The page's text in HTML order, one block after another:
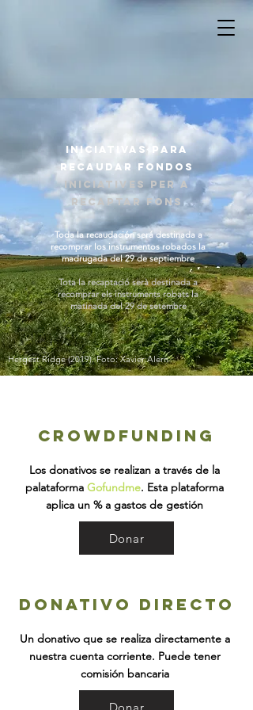
Iniciativas para
recaudar fondos
Iniciatives per a
recaptar fons
Toda la recaudación será destinada a
recomprar los instrumentos robados la
madrugada del 29 de septiembre
Tota la recaptació serà destinada a
recomprar els instruments robats la
matinada del 29 de setembre
Hergest Ridge (2019). Foto: Xavier Alern
crowdfunding
Los donativos se realizan a través de la
palataforma Gofundme. Esta plataforma
aplica un % a gastos de gestión
Donar
Donativo directo
Un donativo que se realiza directamente a
nuestra cuenta corriente. Puede tener
comisión bancaria
Donar